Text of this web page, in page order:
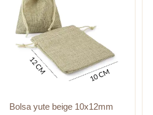
Bolsa yute beige 10x12mm